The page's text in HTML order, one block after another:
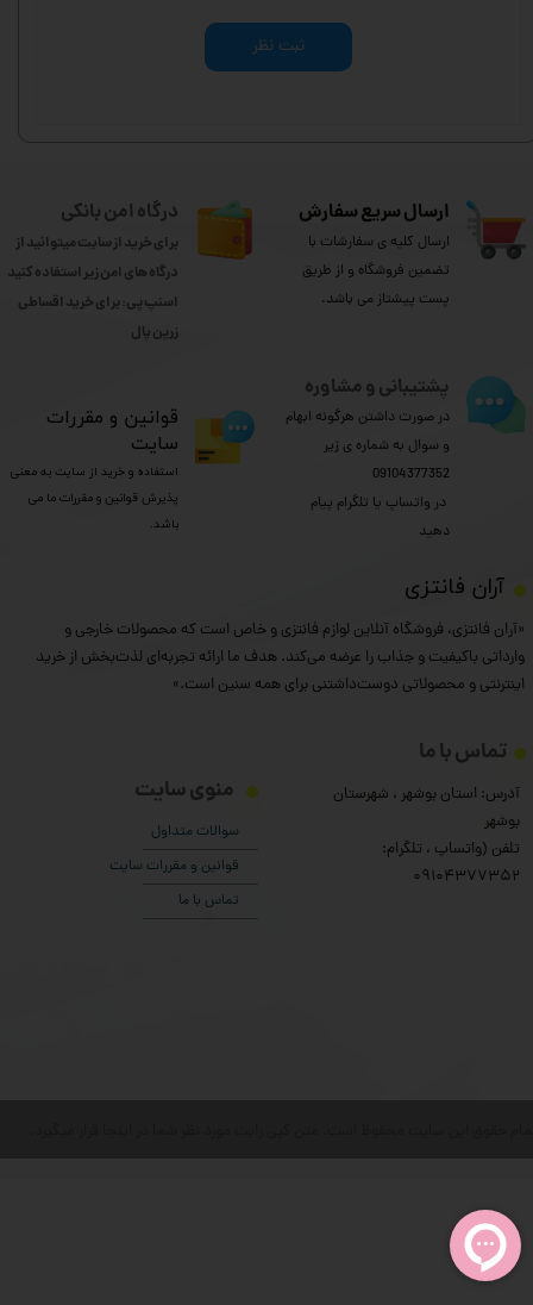
ثبت نظر
ارسال سریع سفارش
ارسال کلیه ی سفارشات با
تضمین فروشگاه و از طریق
پست پیشتاز می باشد.
​آران فانتزی
«آران فانتزی، فروشگاه آنلاین لوازم فانتزی و خاص است که محصولات خارجی و
وارداتی باکیفیت و جذاب را عرضه می‌کند. هدف ما ارائه تجربه‌ای لذت‌بخش از خرید
اینترنتی و محصولاتی دوست‌داشتنی برای همه سنین است.»
منوی سایت
سوالات متداول
قوانین و مقررات سایت
تماس با ما
تماس با ما
آدرس: استان بوشهر ، شهرستان
بوشهر
تلفن (واتساپ ، تلگرام:
۰9104377352
درگاه امن بانکی
برای خرید از سایت میتوانید از
درگاه های امن زیر استفاده کنید
اسنپ پی: برای خرید اقساطی
​​​​​​​زرین پال
پشتیبانی و مشاوره
در صورت داشتن هرگونه ابهام
و سوال به شماره ی زیر
09104377352
​​​​​​​ در واتساپ یا تلگرام پیام
دهید
​قوانین و مقررات
سایت
استفاده و خرید از سایت به معنی
پذیرش قوانین و مقررات ما می
باشد.